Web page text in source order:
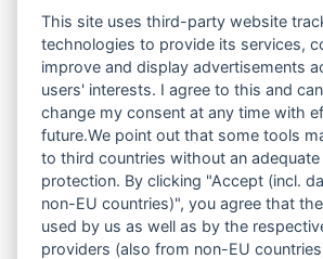
Wir verkaufen online ausschließlich
Unsere Angebote richten sich nur an
also an natürliche oder juristische
Personengesellschaften, die bei
Rechtsgeschäfts in Ausübung ihrer
selbständigen beruflichen Tätigkeit
keine Verträge mit Verbrauchern,§ 13
Hinweis zu Produktabbildungen
This site uses third-party website
technologies to provide its services,
improve and display advertisements
users' interests. I agree to this and
change my consent at any time with
future.We point out that some tools
to third countries without an adequate
protection. By clicking "Accept (incl.
non-EU countries)", you agree that
used by us as well as by the
providers (also from non-EU